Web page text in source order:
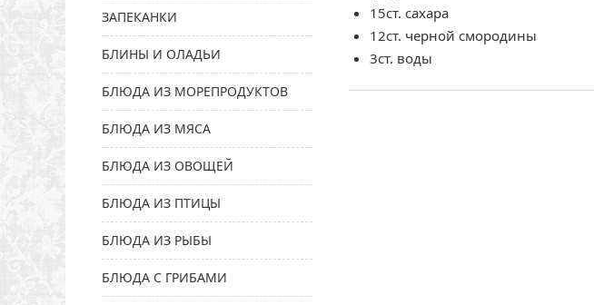
ЗАПЕКАНКИ
БЛИНЫ И ОЛАДЬИ
БЛЮДА ИЗ МОРЕПРОДУКТОВ
БЛЮДА ИЗ МЯСА
БЛЮДА ИЗ ОВОЩЕЙ
БЛЮДА ИЗ ПТИЦЫ
БЛЮДА ИЗ РЫБЫ
БЛЮДА С ГРИБАМИ
15ст. сахара
12ст. черной смородины
3ст. воды